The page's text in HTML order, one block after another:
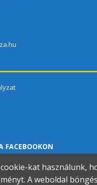
FACEBOOKON
kat használunk,
A weboldal